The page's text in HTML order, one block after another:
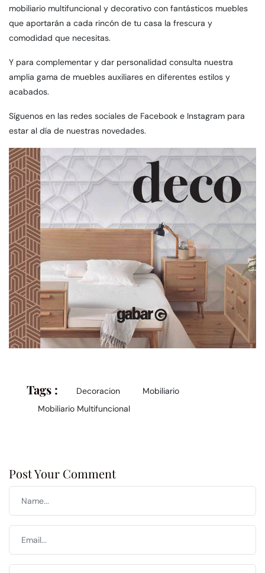
mobiliario multifuncional y decorativo con fantásticos muebles
que aportarán a cada rincón de tu casa la frescura y
comodidad que necesitas.
Y para complementar y dar personalidad consulta nuestra
amplia gama de muebles auxiliares en diferentes estilos y
acabados.
Síguenos en las redes sociales de Facebook e Instagram para
estar al día de nuestras novedades.
Tags : Decoracion
Mobiliario
Mobiliario Multifuncional
Post Your Comment